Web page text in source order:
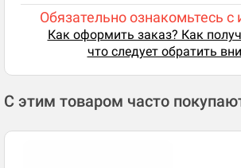
Обязательно ознакомьтесь
Как оформить заказ? Как
что следует обратить
С этим товаром часто